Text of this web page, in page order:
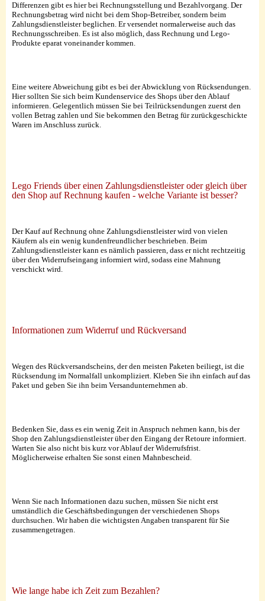
Differenzen gibt es hier bei Rechnungsstellung und Bezahlvorgang. Der
Rechnungsbetrag wird nicht bei dem Shop-Betreiber, sondern beim
Zahlungsdienstleister beglichen. Er versendet normalerweise auch das
Rechnungsschreiben. Es ist also möglich, dass Rechnung und Lego-
Produkte eparat voneinander kommen.
Eine weitere Abweichung gibt es bei der Abwicklung von Rücksendungen.
Hier sollten Sie sich beim Kundenservice des Shops über den Ablauf
informieren. Gelegentlich müssen Sie bei Teilrücksendungen zuerst den
vollen Betrag zahlen und Sie bekommen den Betrag für zurückgeschickte
Waren im Anschluss zurück.
Lego Friends über einen Zahlungsdienstleister oder gleich über
den Shop auf Rechnung kaufen - welche Variante ist besser?
Der Kauf auf Rechnung ohne Zahlungsdienstleister wird von vielen
Käufern als ein wenig kundenfreundlicher beschrieben. Beim
Zahlungsdienstleister kann es nämlich passieren, dass er nicht rechtzeitig
über den Widerrufseingang informiert wird, sodass eine Mahnung
verschickt wird.
Informationen zum Widerruf und Rückversand
Wegen des Rückversandscheins, der den meisten Paketen beiliegt, ist die
Rücksendung im Normalfall unkompliziert. Kleben Sie ihn einfach auf das
Paket und geben Sie ihn beim Versandunternehmen ab.
Bedenken Sie, dass es ein wenig Zeit in Anspruch nehmen kann, bis der
Shop den Zahlungsdienstleister über den Eingang der Retoure informiert.
Warten Sie also nicht bis kurz vor Ablauf der Widerrufsfrist.
Möglicherweise erhalten Sie sonst einen Mahnbescheid.
Wenn Sie nach Informationen dazu suchen, müssen Sie nicht erst
umständlich die Geschäftsbedingungen der verschiedenen Shops
durchsuchen. Wir haben die wichtigsten Angaben transparent für Sie
zusammengetragen.
Wie lange habe ich Zeit zum Bezahlen?